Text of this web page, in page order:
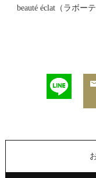
beauté éclat（ラボー